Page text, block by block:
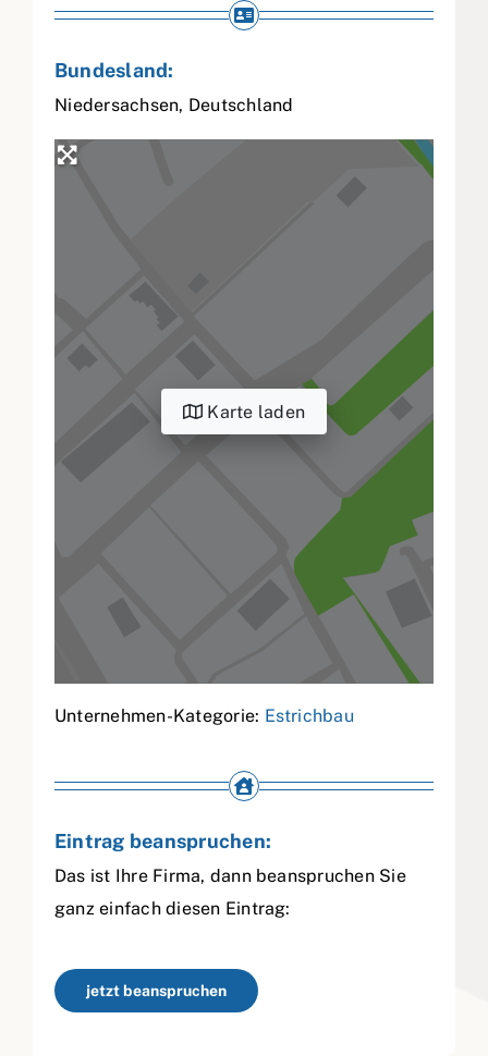
Bundesland:
Niedersachsen, Deutschland
Karte laden
Unternehmen-Kategorie: Estrichbau
Eintrag beanspruchen:
Das ist Ihre Firma, dann beanspruchen Sie
ganz einfach diesen Eintrag:
jetzt beanspruchen